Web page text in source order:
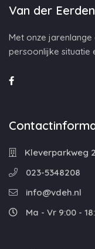
Van der
Met onze
persoonlijke situatie
Kleverparkweg
023-5348208
info@vdeh.nl
Ma - Vr 9:00 -